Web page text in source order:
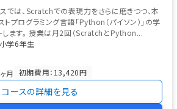
では、Scratchでの表現力をさらに磨きつつ、本
プログラミング言語「Python（パイソン）」の学
します。 授業は月2回（ScratchとPython...
学6年生
月 初期費用：13,420円
コースの詳細を見る